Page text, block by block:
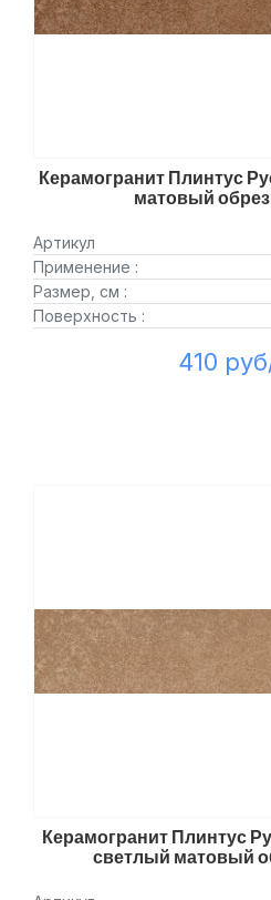
Керамогранит Плинтус
матовый
Артикул
Применение :
Размер, см :
Поверхность :
410
Керамогранит Плинтус
светлый матовый